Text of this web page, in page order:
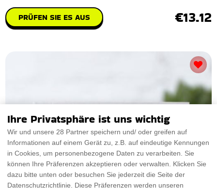
PRÜFEN SIE ES AUS €13.12
Ihre Privatsphäre ist uns wichtig
Wir und unsere 28 Partner speichern und/ oder greifen auf
Informationen auf einem Gerät zu, z.B. auf eindeutige Kennungen
in Cookies, um personenbezogene Daten zu verarbeiten. Sie
können Ihre Präferenzen akzeptieren oder verwalten. Klicken Sie
dazu bitte unten oder besuchen Sie jederzeit die Seite der
Datenschutzrichtlinie. Diese Präferenzen werden unseren